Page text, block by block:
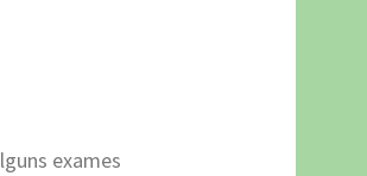
exames